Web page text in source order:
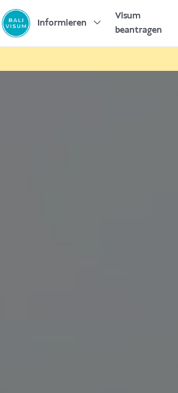
Zum
Inhalt
springen
Informieren
Visum
beantragen